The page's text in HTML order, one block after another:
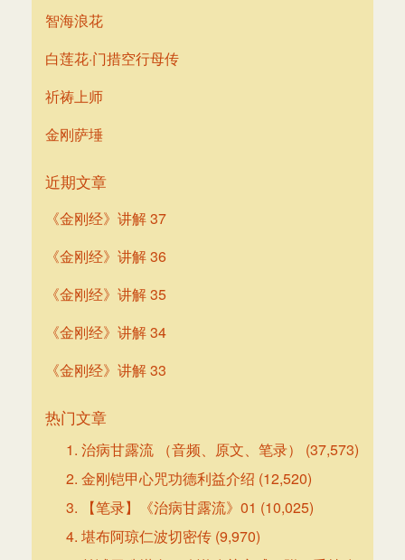
智海浪花
白莲花·门措空行母传
祈祷上师
金刚萨埵
近期文章
《金刚经》讲解 37
《金刚经》讲解 36
《金刚经》讲解 35
《金刚经》讲解 34
《金刚经》讲解 33
热门文章
治病甘露流 （音频、原文、笔录）
(37,573)
金刚铠甲心咒功德利益介绍 (12,520)
【笔录】《治病甘露流》01 (10,025)
堪布阿琼仁波切密传 (9,970)